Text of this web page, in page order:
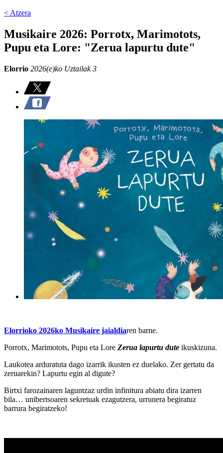
< Atzera
Musikaire 2026: Porrotx, Marimotots,
Pupu eta Lore: "Zerua lapurtu dute"
Elorrio 2026(e)ko Uztailak 3
Elorrioko 2026ko Musikaire jaialdiaren barne.
Porrotx, Marimotots, Pupu eta Lore Zerua lapurtu dute ikuskizuna.
Laukotea arduratuta dago izarrik ikusten ez duelako. Zer gertatu da
zeruarekin? Lapurtu egin al digute?
Birtxi farozainaren laguntzaz urdin infinitura abiatu dira izarren
bila… unibertsoaren sekretuak ezagutzera, urrunera begiratuz
barrura begiratzeko!